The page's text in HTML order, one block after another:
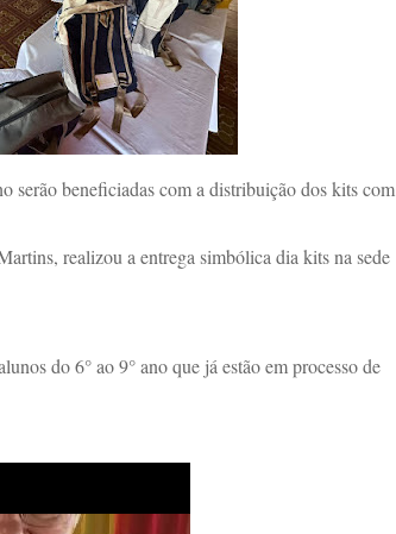
serão beneficiadas com a distribuição dos kits com
realizou a entrega simbólica dia kits na sede
do 6° ao 9° ano que já estão em processo de